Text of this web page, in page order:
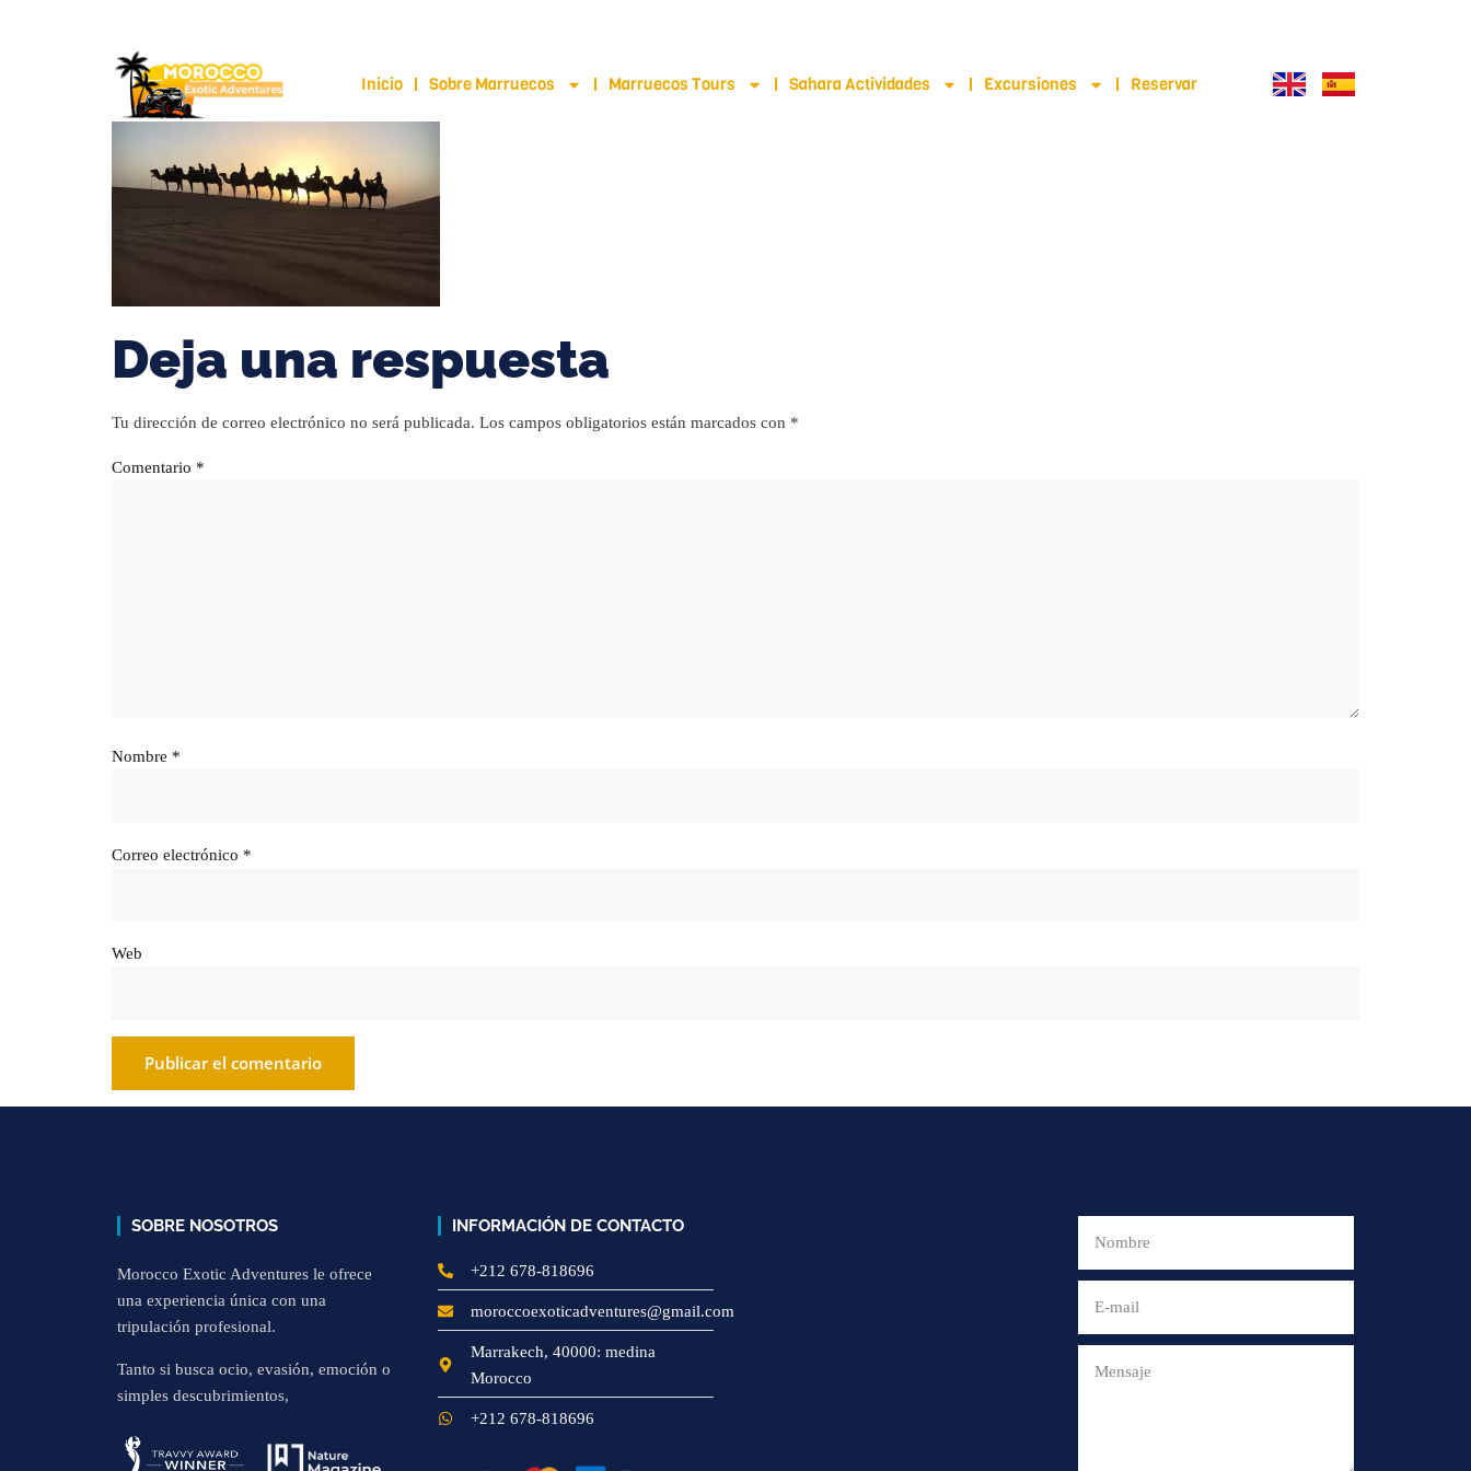
Inicio Sobre Marruecos Marruecos Tours Sahara Actividades Excursiones Reservar
Deja una respuesta
Tu dirección de correo electrónico no será publicada. Los campos obligatorios están marcados con *
Comentario *
Nombre *
Correo electrónico *
Web
SOBRE NOSOTROS
Morocco Exotic Adventures le ofrece
una experiencia única con una
tripulación profesional.
Tanto si busca ocio, evasión, emoción o
simples descubrimientos,
INFORMACIÓN DE CONTACTO
+212 678-818696
moroccoexoticadventures@gmail.com
Marrakech, 40000: medina
Morocco
+212 678-818696